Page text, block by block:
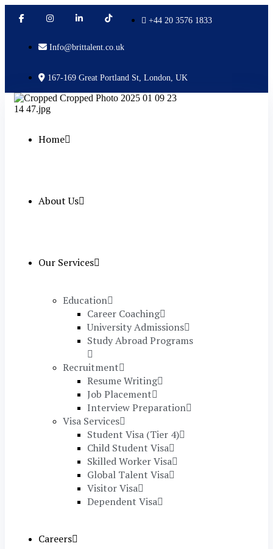
+44 20 3576 1833
Info@brittalent.co.uk
167-169 Great Portland St, London, UK
Home
About Us
Our Services
Education
Career Coaching
University Admissions
Study Abroad Programs
Recruitment
Resume Writing
Job Placement
Interview Preparation
Visa Services
Student Visa (Tier 4)
Child Student Visa
Skilled Worker Visa
Global Talent Visa
Visitor Visa
Dependent Visa
Careers